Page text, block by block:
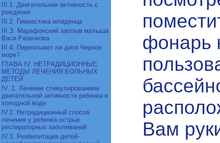
III.1. Двигательная активность с
рождения
III.2. Гимнастика младенца
III.З. Марафонский заплыв малыша
Васи Разенкова
III.4. Переплывет ли дитя Черное
море?
ГЛАВА IV. НЕТРАДИЦИОННЫЕ
МЕТОДЫ ЛЕЧЕНИЯ БОЛЬНЫХ
ДЕТЕЙ
IV. 1. Лечение стимулированием
двигательной активности ребенка в
холодной воде
IV.2. Нетрадиционный способ
лечения у ребенка острых
респираторных заболеваний
IV.3. Реабилитация детей-
фонарь
Вам